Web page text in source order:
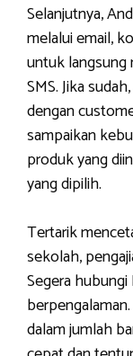
Selanjutnya,
melalui email,
untuk langsung
SMS. Jika
dengan
sampaikan
produk yang
yang dipilih.
Tertarik
sekolah,
Segera
dalam jumlah